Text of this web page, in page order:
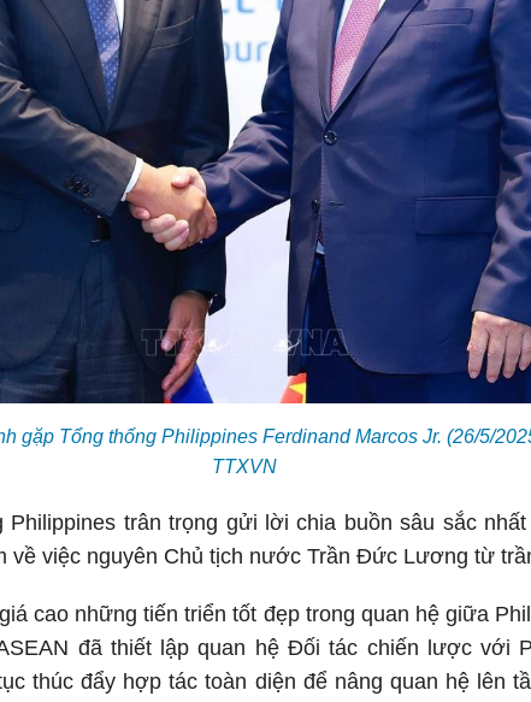
gặp Tổng thống Philippines Ferdinand Marcos Jr. (26/5/
TTXVN
Philippines trân trọng gửi lời chia buồn sâu sắc
về việc nguyên Chủ tịch nước Trần Đức Lương từ
cao những tiến triển tốt đẹp trong quan hệ giữa
đã thiết lập quan hệ Đối tác chiến lược với
thúc đẩy hợp tác toàn diện để nâng quan hệ lên